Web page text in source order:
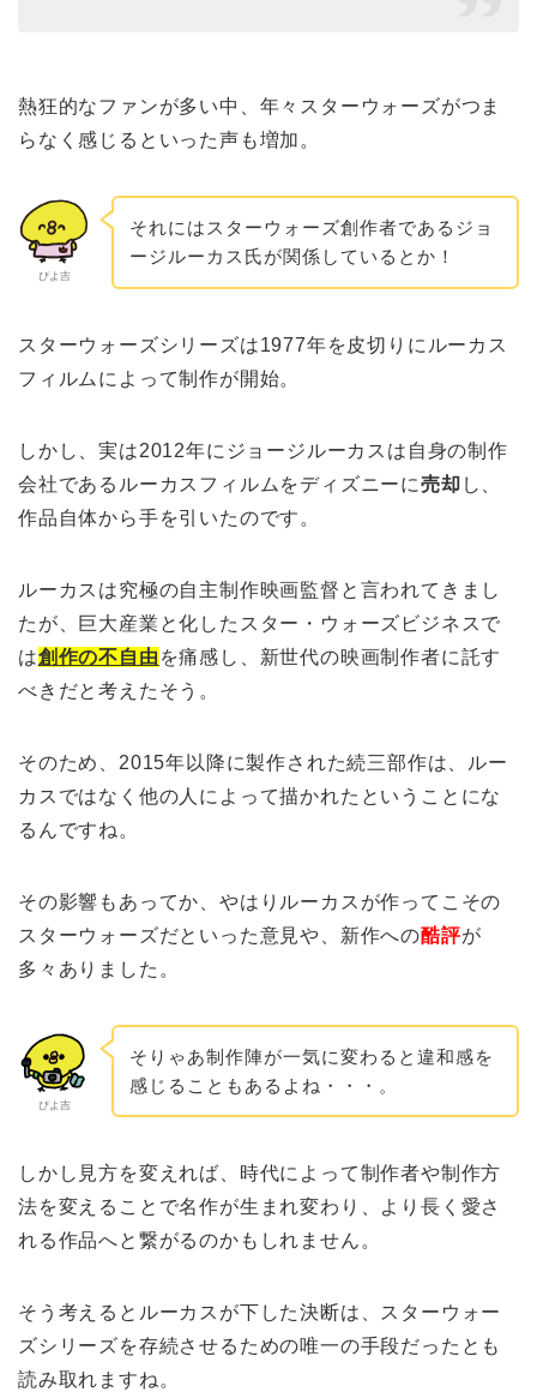
熱狂的なファンが多い中、年々スターウォーズがつま
らなく感じるといった声も増加。
ぴよ吉
それにはスターウォーズ創作者であるジョ
ージルーカス氏が関係しているとか！
スターウォーズシリーズは1977年を皮切りにルーカス
フィルムによって制作が開始。
しかし、実は2012年にジョージルーカスは自身の制作
会社であるルーカスフィルムをディズニーに売却 し、
作品自体から手を引いたのです。
ルーカスは究極の自主制作映画監督と言われてきまし
たが、巨大産業と化したスター・ウォーズビジネスで
は創作の不自由 を痛感し、新世代の映画制作者に託す
べきだと考えたそう。
そのため、2015年以降に製作された続三部作は、ルー
カスではなく他の人によって描かれたということにな
るんですね。
その影響もあってか、やはりルーカスが作ってこその
スターウォーズだといった意見や、新作への酷評が
多々ありました。
ぴよ吉
そりゃあ制作陣が一気に変わると違和感を
感じることもあるよね・・・。
しかし見方を変えれば、時代によって制作者や制作方
法を変えることで名作が生まれ変わり、より長く愛さ
れる作品へと繋がるのかもしれません。
そう考えるとルーカスが下した決断は、スターウォー
ズシリーズを存続させるための唯一の手段だったとも
読み取れますね。